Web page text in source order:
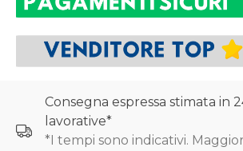
Consegna espressa stimata in
lavorative*
*I tempi sono indicativi.